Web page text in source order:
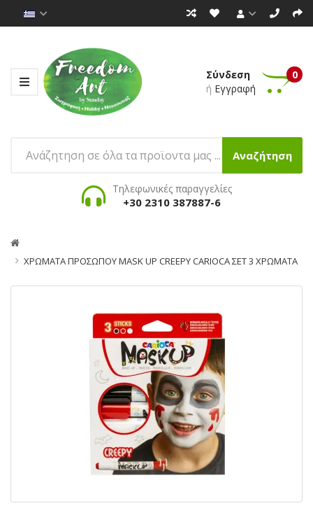
Σύνδεση
ή Εγγραφή
0
Αναζήτηση
Τηλεφωνικές παραγγελίες
+30 2310 387887-6
ΧΡΩΜΑΤΑ ΠΡΟΣΩΠΟΥ MASK UP CREEPY CARIOCA ΣΕΤ 3 ΧΡΩΜΑΤΑ